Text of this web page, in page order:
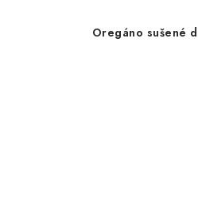
Oregáno sušené